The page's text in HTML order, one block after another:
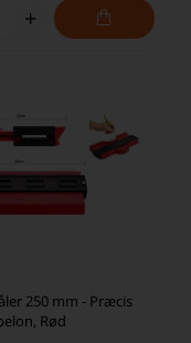
+
250 mm - Præcis
Rød